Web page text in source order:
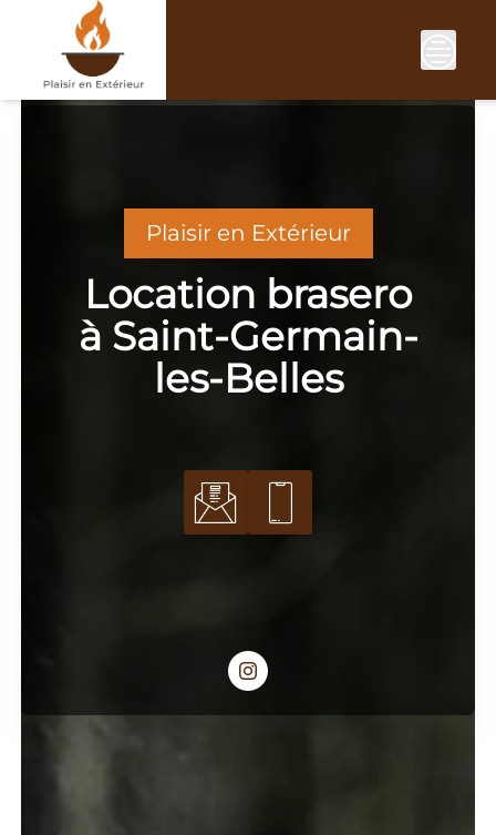
Plaisir en Extérieur
Location brasero
à Saint-Germain-
les-Belles